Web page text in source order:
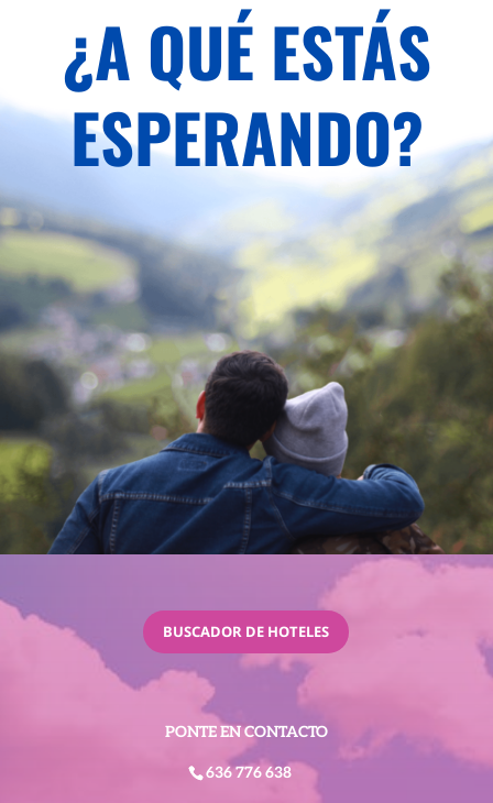
¿A QUÉ ESTÁS
ESPERANDO?
BUSCADOR DE HOTELES
PONTE EN CONTACTO
636 776 638